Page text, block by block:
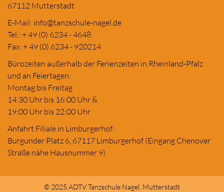
67112 Mutterstadt
E-Mail: info@tanzschule-nagel.de
Tel.: + 49 (0) 6234 - 4648
Fax: + 49 (0) 6234 - 920214
Bürozeiten außerhalb der Ferienzeiten in Rheinland-Pfalz
und an Feiertagen:
Montag bis Freitag
14:30 Uhr bis 16:00 Uhr &
19:00 Uhr bis 22:00 Uhr
Anfahrt Filiale in Limburgerhof:
Burgunder Platz 6, 67117 Limburgerhof (Eingang Chenover
Straße nähe Hausnummer 9)
© 2025 ADTV Tanzschule Nagel, Mutterstadt